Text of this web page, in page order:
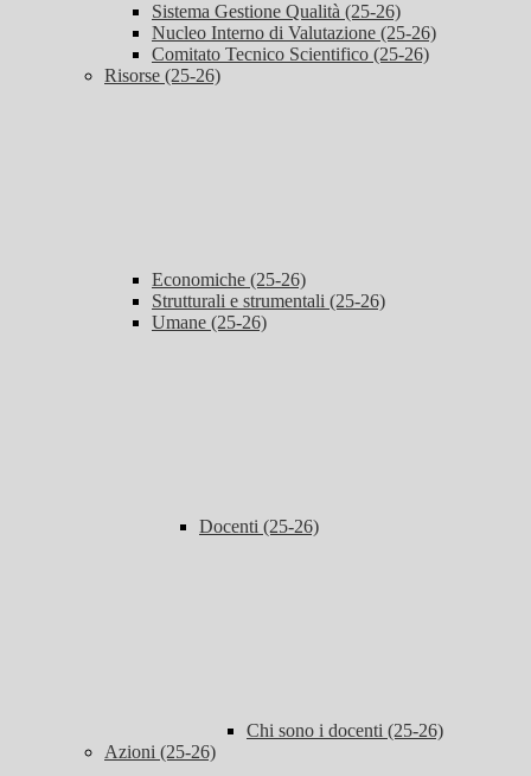
Sistema Gestione Qualità (25-26)
Nucleo Interno di Valutazione (25-26)
Comitato Tecnico Scientifico (25-26)
Risorse (25-26)
Economiche (25-26)
Strutturali e strumentali (25-26)
Umane (25-26)
Docenti (25-26)
Chi sono i docenti (25-26)
Azioni (25-26)